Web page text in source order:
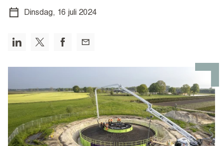
Dinsdag, 16 juli 2024